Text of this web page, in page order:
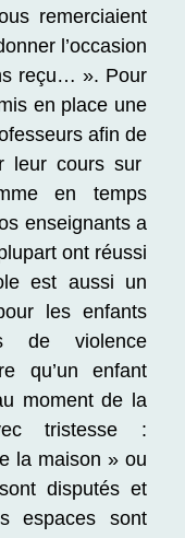
remerciaient
l’occasion
reçu… ». Pour
en place une
afin de
leur cours sur
en temps
enseignants a
ont réussi
est aussi un
les enfants
de violence
qu’un enfant
moment de la
tristesse :
la maison » ou
disputés et
espaces sont